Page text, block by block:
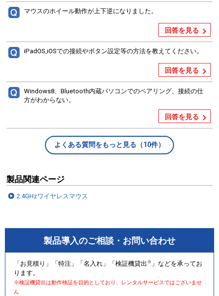
マウスのホイール動作が上下逆になりました。
回答を見る
iPadOS,iOSでの接続やボタン設定等の方法を教えてください。
回答を見る
Windows8、Bluetooth内蔵パソコンでのペアリング、接続の仕
方がわからない。
回答を見る
よくある質問をもっと見る（10件）
製品関連ページ
2.4GHzワイヤレスマウス
製品導入のご相談・お問い合わせ
「お見積り」「特注」「名入れ」「検証機貸出 ※ 」などを承ってお
ります。
※検証機貸出は動作検証を目的としており、レンタルサービスではございませ
ん